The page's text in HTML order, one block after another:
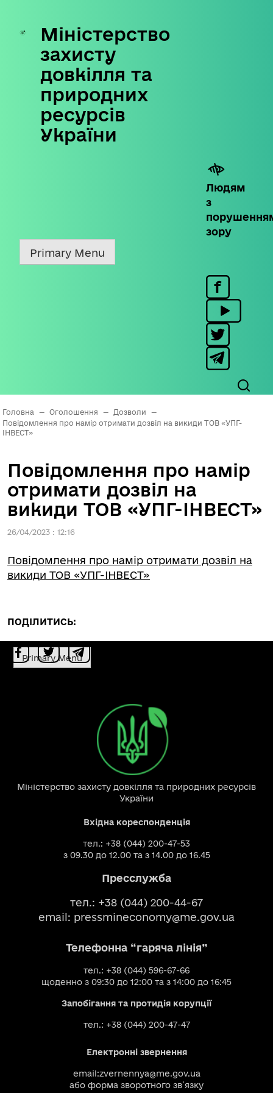
Skip
content
Міністерство
захисту
довкілля та
природних
ресурсів
України
Людям
з
зору
Primary Menu
Головна — Оголошення — Дозволи
—
Повідомлення про намір отримати дозвіл на викиди ТОВ «УПГ-
ІНВЕСТ»
Повідомлення про намір
отримати дозвіл на
викиди ТОВ «УПГ-ІНВЕСТ»
26/04/2023 : 12:16
Повідомлення про намір отримати дозвіл на
викиди ТОВ «УПГ-ІНВЕСТ»
ПОДІЛИТИСЬ:
Primary Menu
Міністерство захисту довкілля та природних ресурсів
України
Вхідна кореспонденція
тел.: +38 (044) 200-47-53
з 09.30 до 12.00 та з 14.00 до 16.45
Пресслужба
тел.: +38 (044) 200-44-67
email: pressmineconomy@me.gov.ua
Телефонна “гаряча лінія”
тел.: +38 (044) 596-67-66
щоденно з 09:30 до 12:00 та з 14:00 до 16:45
Запобігання та протидія корупції
тел.: +38 (044) 200-47-47
Електронні звернення
email:zvernennya@me.gov.ua
або форма зворотного зв`язку